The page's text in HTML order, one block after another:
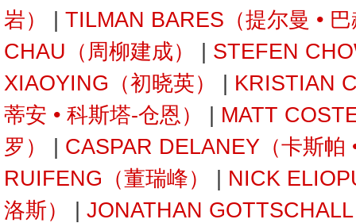
岩）
TILMAN BARES（提尔曼 •
CHAU（周柳建成）
STEFEN
XIAOYING（初晓英）
KRISTIAN
蒂安 • 科斯塔-仓恩）
MATT
罗）
CASPAR DELANEY（卡斯帕
RUIFENG（董瑞峰）
NICK
洛斯）
JONATHAN